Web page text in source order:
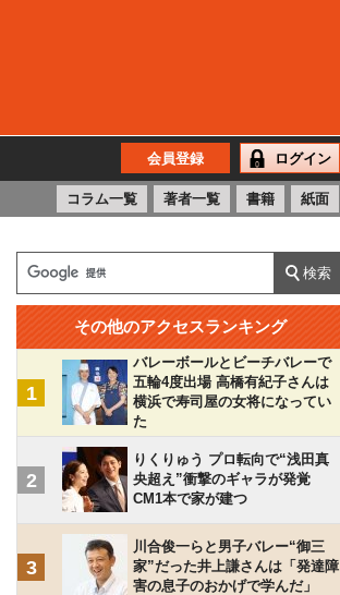
会員登録 ログイン
コラム一覧 著者一覧 書籍 紙面
その他のアクセスランキング
1
バレーボールとビーチバレーで
五輪4度出場 高橋有紀子さんは
横浜で寿司屋の女将になってい
た
2
りくりゅう プロ転向で“浅田真
央超え”衝撃のギャラが発覚
CM1本で家が建つ
3
川合俊一らと男子バレー“御三
家”だった井上謙さんは「発達障
害の息子のおかげで学んだ」